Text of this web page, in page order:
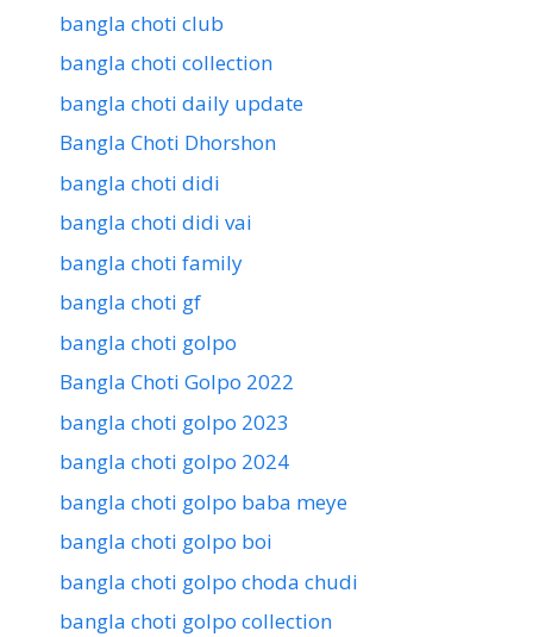
bangla choti club
bangla choti collection
bangla choti daily update
Bangla Choti Dhorshon
bangla choti didi
bangla choti didi vai
bangla choti family
bangla choti gf
bangla choti golpo
Bangla Choti Golpo 2022
bangla choti golpo 2023
bangla choti golpo 2024
bangla choti golpo baba meye
bangla choti golpo boi
bangla choti golpo choda chudi
bangla choti golpo collection